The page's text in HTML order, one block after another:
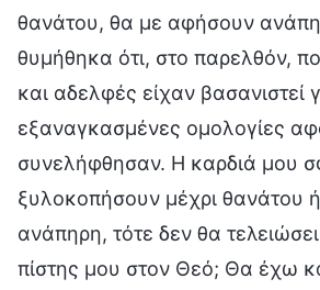
θανάτου, θα με αφήσουν
θυμήθηκα ότι, στο παρελθόν,
και αδελφές είχαν βασανιστεί
εξαναγκασμένες ομολογίες
συνελήφθησαν. Η καρδιά μου
ξυλοκοπήσουν μέχρι θανάτου
ανάπηρη, τότε δεν θα
πίστης μου στον Θεό; Θα έχω